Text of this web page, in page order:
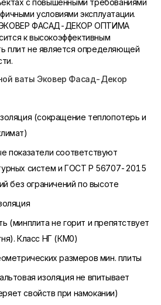
с повышенными требованиями
условиями эксплуатации.
ЭКОВЕР ФАСАД-ДЕКОР ОПТИМА
к высокоэффективным
плит не является определяющей
ваты Эковер Фасад-Декор
(сокращение теплопотерь и
показатели соответствуют
систем и ГОСТ Р 56707-2015
без ограничений по высоте
(минплита не горит и препятствует
Класс НГ (КМ0)
размеров мин. плиты
изоляция не впитывает
свойств при намокании)